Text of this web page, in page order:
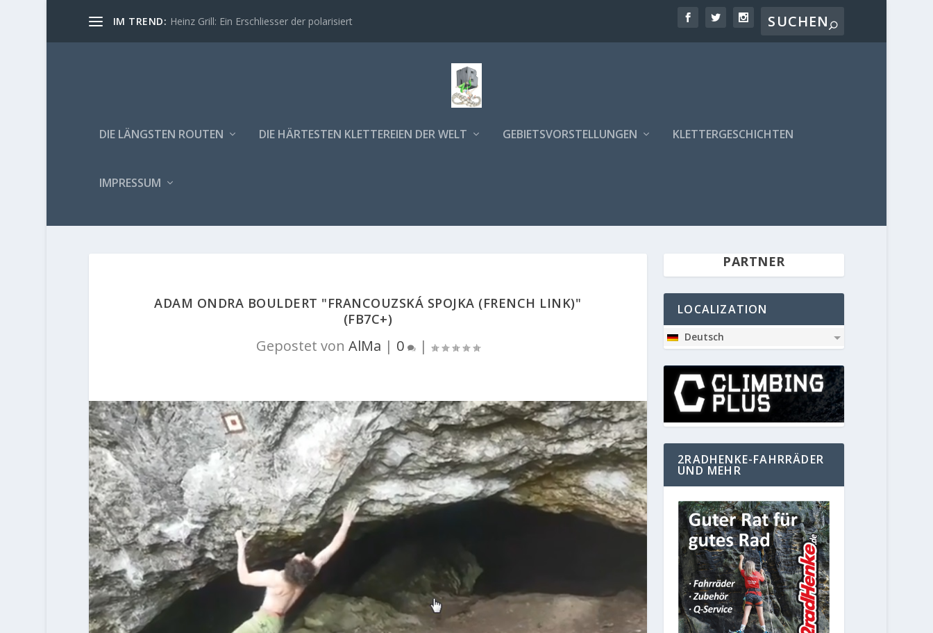
IM TREND: Heinz Grill: Ein Erschliesser der polarisiert
DIE LÄNGSTEN ROUTEN DIE HÄRTESTEN KLETTEREIEN DER WELT GEBIETSVORSTELLUNGEN KLETTERGESCHICHTEN
IMPRESSUM
ADAM ONDRA BOULDERT "FRANCOUZSKÁ SPOJKA (FRENCH LINK)"
(FB7C+)
Gepostet von AlMa | 0 |
PARTNER
LOCALIZATION
Deutsch
2RADHENKE-FAHRRÄDER
UND MEHR